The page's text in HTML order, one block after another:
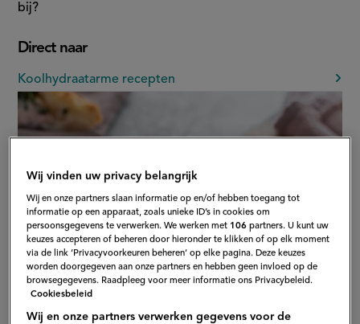
bij?
Direct naar
Koolhydraatarme recepten
Wij vinden uw privacy belangrijk
Wij en onze partners slaan informatie op en/of hebben toegang tot
informatie op een apparaat, zoals unieke ID’s in cookies om
persoonsgegevens te verwerken. We werken met 106 partners. U kunt uw
keuzes accepteren of beheren door hieronder te klikken of op elk moment
via de link ‘Privacyvoorkeuren beheren’ op elke pagina. Deze keuzes
worden doorgegeven aan onze partners en hebben geen invloed op de
browsegegevens. Raadpleeg voor meer informatie ons Privacybeleid.
Cookiesbeleid
Wij en onze partners verwerken gegevens voor de